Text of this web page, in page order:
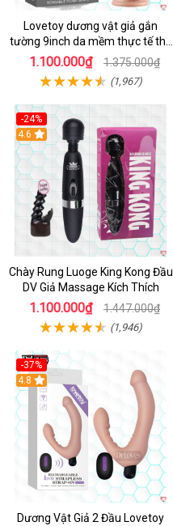
Lovetoy dương vật giả gắn
tường 9inch da mềm thực tế thú
vị
1.100.000₫ 1.375.000₫
(1,967)
-24%
4.6
Chày Rung Luoge King Kong Đầu
DV Giả Massage Kích Thích
1.100.000₫ 1.447.000₫
(1,946)
-37%
Hot
4.8
Dương Vật Giả 2 Đầu Lovetoy